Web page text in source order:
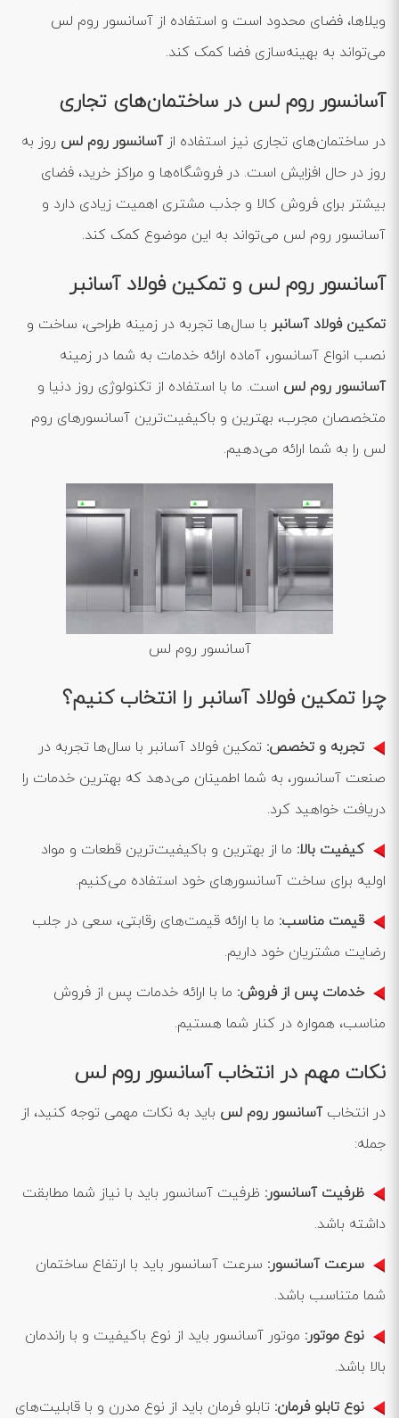
ویلاها، فضای محدود است و استفاده از آسانسور روم لس
می‌تواند به بهینه‌سازی فضا کمک کند.
آسانسور روم لس در ساختمان‌های تجاری
در ساختمان‌های تجاری نیز استفاده ازآسانسور روم لس روز به
روز در حال افزایش است. در فروشگاه‌ها و مراکز خرید، فضای
بیشتر برای فروش کالا و جذب مشتری اهمیت زیادی دارد و
آسانسور روم لس می‌تواند به این موضوع کمک کند.
آسانسور روم لس و تمکین فولاد آسانبر
تمکین فولاد آسانبر با سال‌ها تجربه در زمینه طراحی، ساخت و
نصب انواع آسانسور، آماده ارائه خدمات به شما در زمینه
آسانسور روم لس است. ما با استفاده از تکنولوژی روز دنیا و
متخصصان مجرب، بهترین و باکیفیت‌ترین آسانسورهای روم
لس را به شما ارائه می‌دهیم.
آسانسور روم لس
چرا تمکین فولاد آسانبر را انتخاب کنیم؟
تجربه و تخصص: تمکین فولاد آسانبر با سال‌ها تجربه در
صنعت آسانسور، به شما اطمینان می‌دهد که بهترین خدمات را
دریافت خواهید کرد.
کیفیت بالا: ما از بهترین و باکیفیت‌ترین قطعات و مواد
اولیه برای ساخت آسانسورهای خود استفاده می‌کنیم.
قیمت مناسب: ما با ارائه قیمت‌های رقابتی، سعی در جلب
رضایت مشتریان خود داریم.
خدمات پس از فروش: ما با ارائه خدمات پس از فروش
مناسب، همواره در کنار شما هستیم.
نکات مهم در انتخاب آسانسور روم لس
در انتخابآسانسور روم لس باید به نکات مهمی توجه کنید، از
جمله:
ظرفیت آسانسور: ظرفیت آسانسور باید با نیاز شما مطابقت
داشته باشد.
سرعت آسانسور: سرعت آسانسور باید با ارتفاع ساختمان
شما متناسب باشد.
نوع موتور: موتور آسانسور باید از نوع باکیفیت و با راندمان
بالا باشد.
نوع تابلو فرمان: تابلو فرمان باید از نوع مدرن و با قابلیت‌های